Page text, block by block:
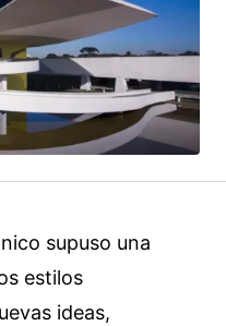
supuso una
estilos
ideas,